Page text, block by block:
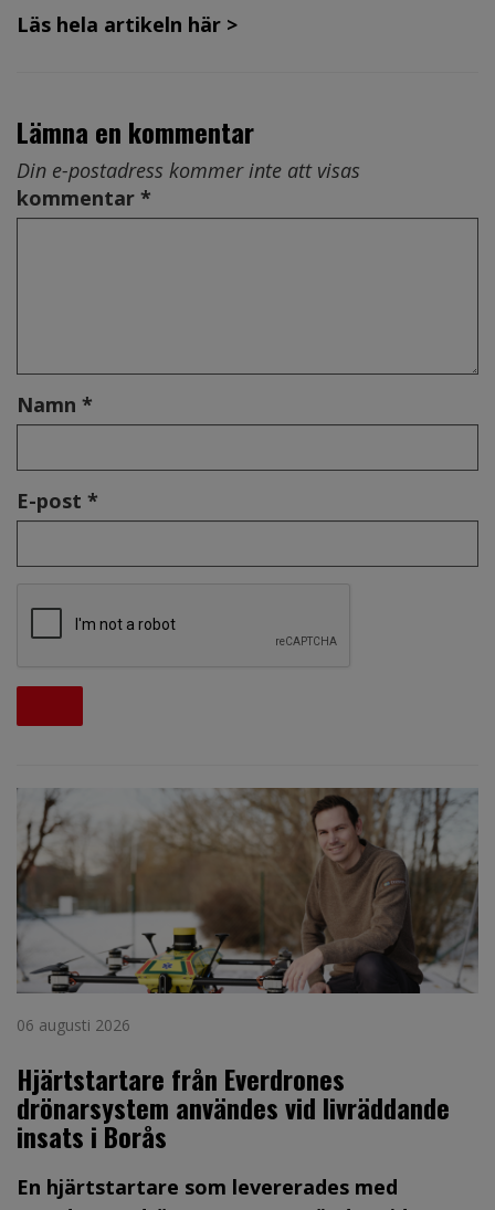
Läs hela artikeln här >
Lämna en kommentar
Din e-postadress kommer inte att visas
kommentar *
Namn *
E-post *
06 augusti 2026
Hjärtstartare från Everdrones
drönarsystem användes vid livräddande
insats i Borås
En hjärtstartare som levererades med